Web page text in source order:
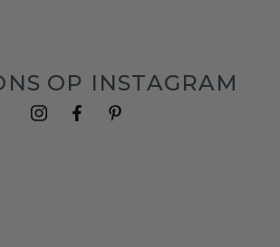
OP INSTAGRAM